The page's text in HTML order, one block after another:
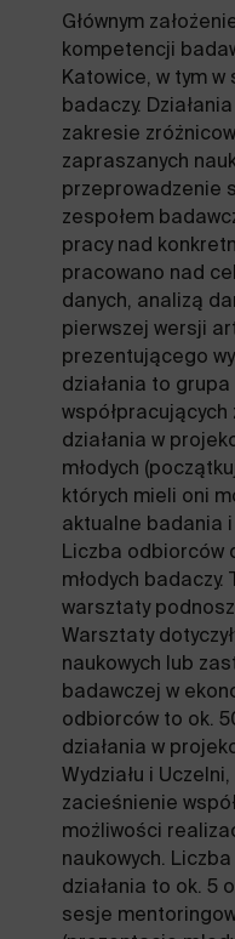
Głównym
kompetencji
Katowice, w tym w
badaczy.
zakresie
zapraszanych
przeprowadzenie
zespołem
pracy nad
pracowano nad
danych, analizą
pierwszej wersji
prezentującego
działania to
działania w
młodych
których mieli oni
aktualne badania
Liczba odbiorców
młodych badaczy.
warsztaty
Warsztaty
naukowych lub
badawczej w
odbiorców to ok.
działania w
Wydziału i
zacieśnienie
możliwości
naukowych.
działania to ok. 5
sesje